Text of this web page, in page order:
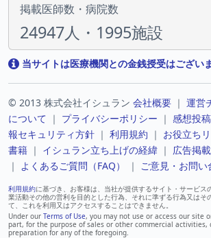
掲載医師数・病院数
24947人・1995施設
当サイトは医療機関との金銭授受はござい
© 2013 株式会社イシュラン 会社概要 ｜ 運営
について ｜ プライバシーポリシー ｜ 感想投
報セキュリティ方針 ｜ 利用規約 ｜ お役立ち
書籍 ｜ イシュラン立ち上げの経緯 ｜ 広告掲
｜ よくあるご質問（FAQ） ｜ ご意見・お問い
利用規約に基づき、お客様は、当社が提供するサイト・サービス
業活動その他の営利を目的とした行為、それに準ずる行為又はそ
て、これを利用又はアクセスすることはできません。
Under our Terms of Use, you may not use or access our site
part, for the purpose of sales or other commercial
preparation for any of the foregoing.